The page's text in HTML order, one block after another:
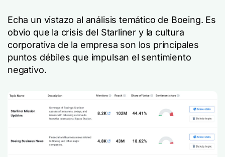
Echa un vistazo al análisis temático de Boeing. Es
obvio que la crisis del Starliner y la cultura
corporativa de la empresa son los principales
puntos débiles que impulsan el sentimiento
negativo.